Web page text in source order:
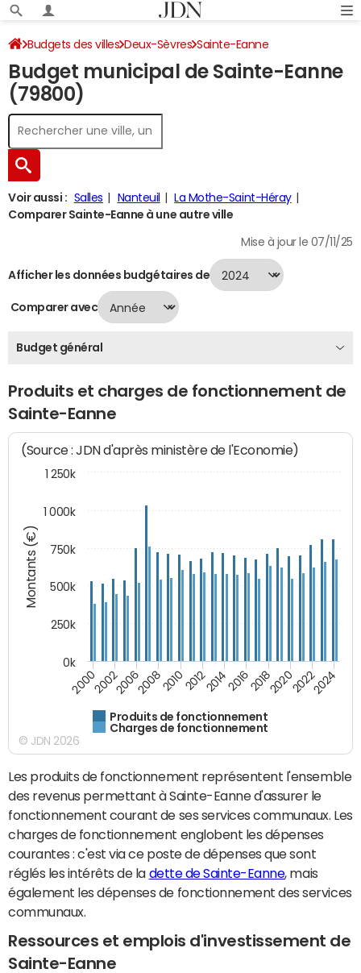
Budgets des villes Deux-Sèvres Sainte-Eanne
Budget 2024
Budget municipal de Sainte-Eanne
(79800)
Voir aussi : Salles Nanteuil
La Mothe-Saint-Héray
Comparer Sainte-Eanne à une autre ville
Mise à jour le 07/11/25
Afficher les données budgétaires de
Comparer avec
Budget général
Produits et charges de fonctionnement de
Sainte-Eanne
Montants (€)
(Source : JDN d'après ministère de l'Economie)
Produits de fonctionnement
Charges de fonctionnement
200020022006200820102012201420162018202020222024
0k
250k
500k
750k
1 000k
1 250k
© JDN 2026
Les produits de fonctionnement représentent l'ensemble
des revenus permettant à Sainte-Eanne d'assurer le
fonctionnement courant de ses services communaux. Les
charges de fonctionnement englobent les dépenses
courantes : c'est via ce poste de dépenses que sont
réglés les intérêts de la dette de Sainte-Eanne, mais
également les dépenses de fonctionnement des services
communaux.
Ressources et emplois d'investissement de
Sainte-Eanne